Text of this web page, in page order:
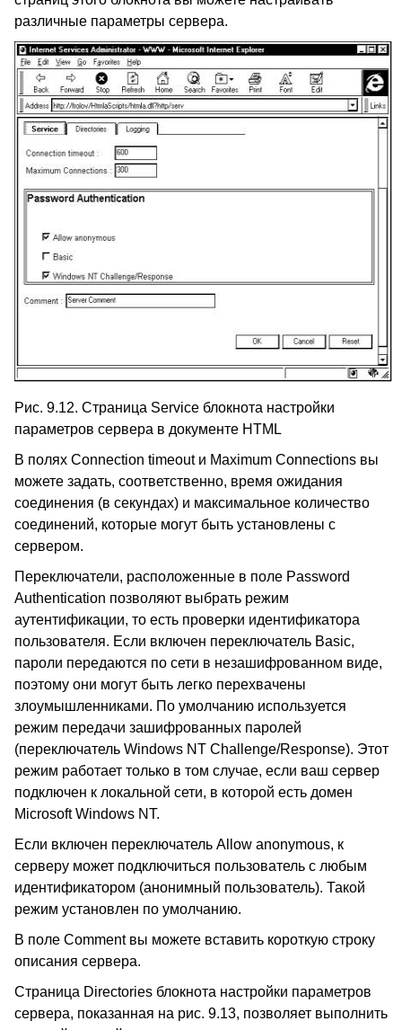
различные параметры сервера.
Рис. 9.12. Страница Service блокнота настройки
параметров сервера в документе HTML
В полях Connection timeout и Maximum Connections вы
можете задать, соответственно, время ожидания
соединения (в секундах) и максимальное количество
соединений, которые могут быть установлены с
сервером.
Переключатели, расположенные в поле Password
Authentication позволяют выбрать режим
аутентификации, то есть проверки идентификатора
пользователя. Если включен переключатель Basic,
пароли передаются по сети в незашифрованном виде,
поэтому они могут быть легко перехвачены
злоумышленниками. По умолчанию используется
режим передачи зашифрованных паролей
(переключатель Windows NT Challenge/Response). Этот
режим работает только в том случае, если ваш сервер
подключен к локальной сети, в которой есть домен
Microsoft Windows NT.
Если включен переключатель Allow anonymous, к
серверу может подключиться пользователь с любым
идентификатором (анонимный пользователь). Такой
режим установлен по умолчанию.
В поле Comment вы можете вставить короткую строку
описания сервера.
Страница Directories блокнота настройки параметров
сервера, показанная на рис. 9.13, позволяет выполнить